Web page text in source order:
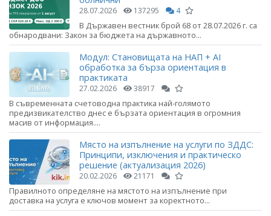
28.07.2026 137295 4
В Държавен вестник брой 68 от 28.07.2026 г. са
обнародвани: Закон за бюджета на държавното...
Модул: Становищата на НАП + AI
обработка за бърза ориентация в
практиката
27.02.2026 38917
В съвременната счетоводна практика най-голямото
предизвикателство днес е бързата ориентация в огромния
масив от информация....
Място на изпълнение на услуги по ЗДДС:
Принципи, изключения и практическо
решение (актуализация 2026)
20.02.2026 21171
Правилното определяне на мястото на изпълнение при
доставка на услуга е ключов момент за коректното...